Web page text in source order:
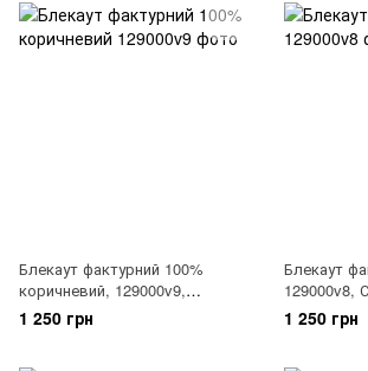
Блекаут фактурний 100%
коричневий, 129000v9,
Коричневий
1 250 грн
Блекаут
129000v8,
1 250 грн